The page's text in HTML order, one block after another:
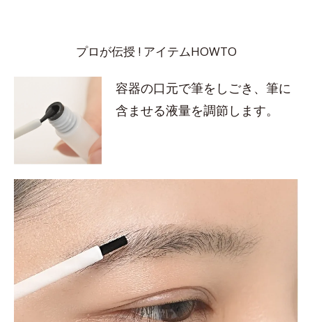
プロが伝授 ! アイテムHOWTO
容器の口元で筆をしごき、筆に
含ませる液量を調節します。